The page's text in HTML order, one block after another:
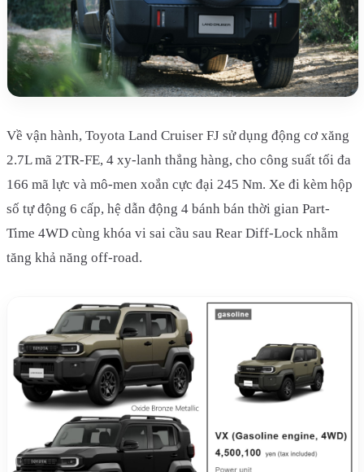
Về vận hành, Toyota Land Cruiser FJ sử dụng động cơ xăng
2.7L mã 2TR-FE, 4 xy-lanh thẳng hàng, cho công suất tối đa
166 mã lực và mô-men xoắn cực đại 245 Nm. Xe đi kèm hộp
số tự động 6 cấp, hệ dẫn động 4 bánh bán thời gian Part-
Time 4WD cùng khóa vi sai cầu sau Rear Diff-Lock nhằm
tăng khả năng off-road.